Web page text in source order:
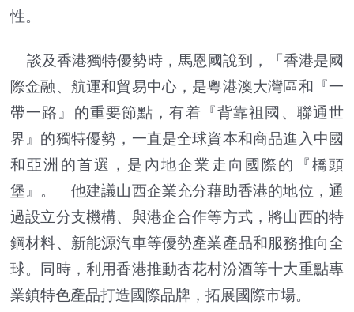
性。
談及香港獨特優勢時，馬恩國說到，「香港是國
際金融、航運和貿易中心，是粵港澳大灣區和『一
帶一路』的重要節點，有着『背靠祖國、聯通世
界』的獨特優勢，一直是全球資本和商品進入中國
和亞洲的首選，是內地企業走向國際的『橋頭
堡』。」他建議山西企業充分藉助香港的地位，通
過設立分支機構、與港企合作等方式，將山西的特
鋼材料、新能源汽車等優勢產業產品和服務推向全
球。同時，利用香港推動杏花村汾酒等十大重點專
業鎮特色產品打造國際品牌，拓展國際市場。